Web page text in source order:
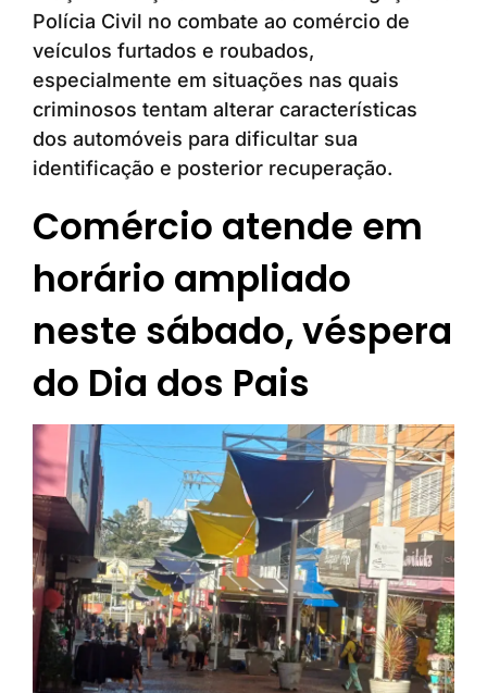
Polícia Civil no combate ao comércio de
veículos furtados e roubados,
especialmente em situações nas quais
criminosos tentam alterar características
dos automóveis para dificultar sua
identificação e posterior recuperação.
Comércio atende em
horário ampliado
neste sábado, véspera
do Dia dos Pais